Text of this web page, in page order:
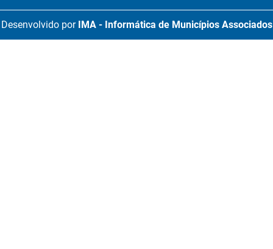
Desenvolvido por IMA - Informática de Municípios Associados